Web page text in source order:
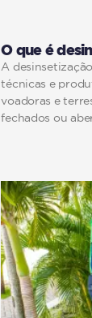
O que é
A
técnicas e
voadoras e
fechados ou